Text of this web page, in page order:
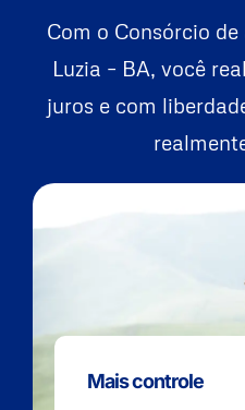
Com o Consórcio
Luzia – BA, você
juros e com
Mais controle